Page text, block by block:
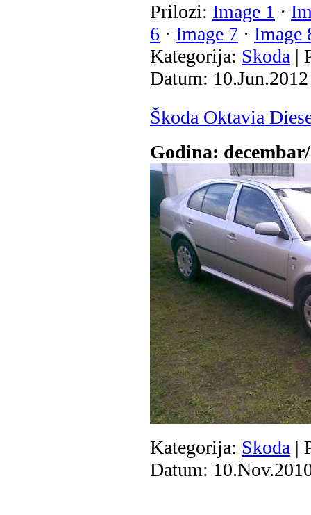
Prilozi: Image 1 ·
6 · Image 7 · Image
Kategorija: Skoda |
Datum: 10.Jun.2012
Škoda Oktavia
Godina:
Kategorija: Skoda |
Datum: